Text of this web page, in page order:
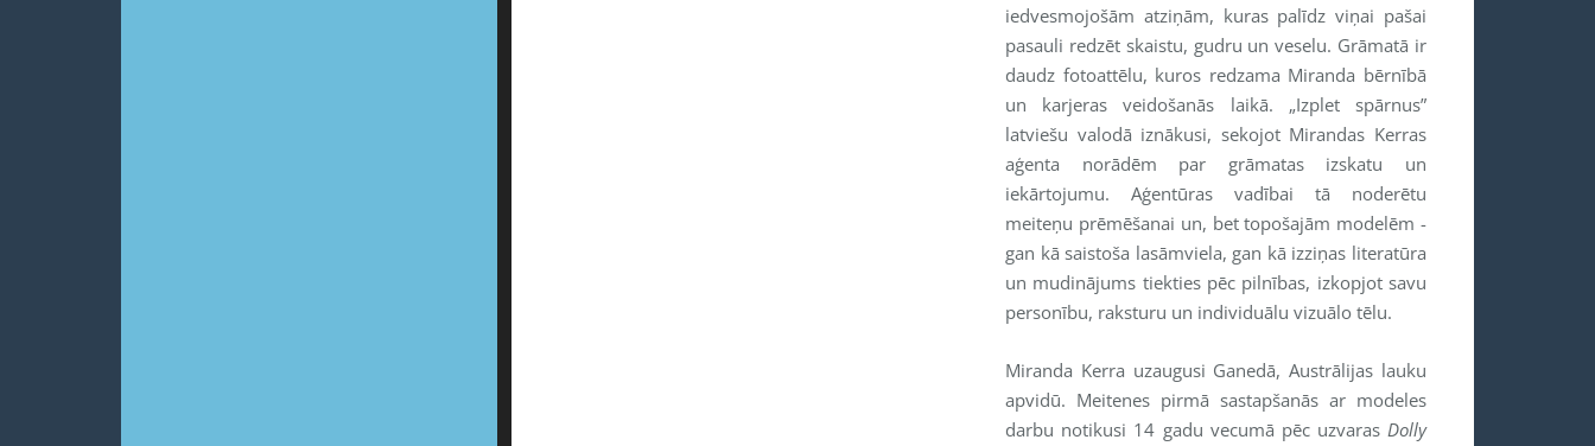
iedvesmojošām atziņām, kuras palīdz viņai pašai
pasauli redzēt skaistu, gudru un veselu. Grāmatā ir
daudz fotoattēlu, kuros redzama Miranda bērnībā
un karjeras veidošanās laikā. „Izplet spārnus”
latviešu valodā iznākusi, sekojot Mirandas Kerras
aģenta norādēm par grāmatas izskatu un
iekārtojumu. Aģentūras vadībai tā noderētu
meiteņu prēmēšanai un, bet topošajām modelēm -
gan kā saistoša lasāmviela, gan kā izziņas literatūra
un mudinājums tiekties pēc pilnības, izkopjot savu
personību, raksturu un individuālu vizuālo tēlu.
Miranda Kerra uzaugusi Ganedā, Austrālijas lauku
apvidū. Meitenes pirmā sastapšanās ar modeles
darbu notikusi 14 gadu vecumā pēc uzvaras Dolly